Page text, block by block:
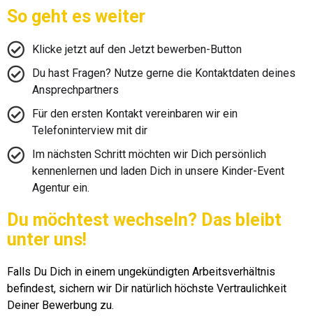
So geht es weiter
Klicke jetzt auf den Jetzt bewerben-Button
Du hast Fragen? Nutze gerne die Kontaktdaten deines
Ansprechpartners
Für den ersten Kontakt vereinbaren wir ein
Telefoninterview mit dir
Im nächsten Schritt möchten wir Dich persönlich
kennenlernen und laden Dich in unsere Kinder-Event
Agentur ein.
Du möchtest wechseln? Das bleibt
unter uns!
Falls Du Dich in einem ungekündigten Arbeitsverhältnis
befindest, sichern wir Dir natürlich höchste Vertraulichkeit
Deiner Bewerbung zu.